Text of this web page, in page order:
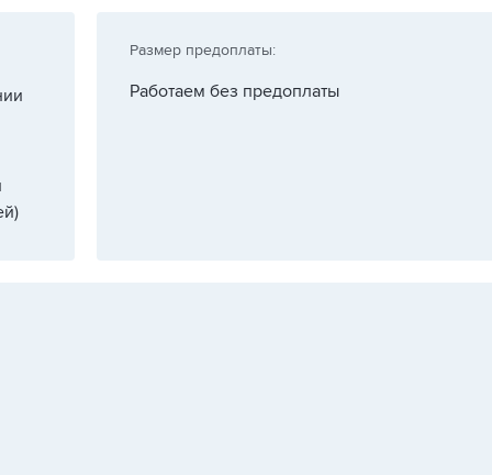
Размер предоплаты:
Работаем без предоплаты